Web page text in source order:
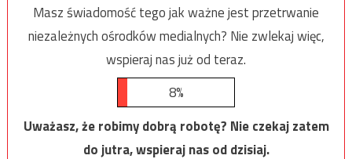
Masz świadomość tego jak ważne jest przetrwanie
niezależnych ośrodków medialnych? Nie zwlekaj więc,
wspieraj nas już od teraz.
8%
Uważasz, że robimy dobrą robotę? Nie czekaj zatem
do jutra, wspieraj nas od dzisiaj.